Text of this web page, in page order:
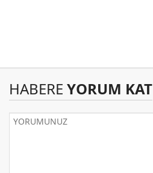
HABERE YORUM KAT